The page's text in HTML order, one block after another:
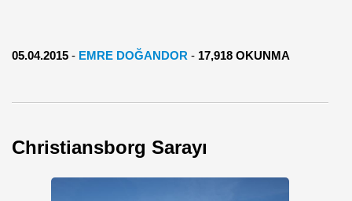
05.04.2015 - EMRE DOĞANDOR - 17,918 OKUNMA
Christiansborg Sarayı